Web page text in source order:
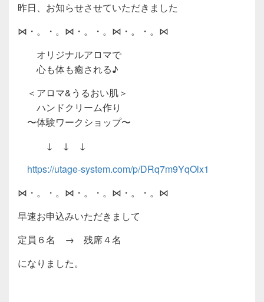
昨日、お知らせさせていただきました
⋈・。・。⋈・。・。⋈・。・。⋈
オリジナルアロマで
心も体も癒される♪
＜アロマ&うるおい肌＞
ハンドクリーム作り
〜体験ワークショップ〜
↓ ↓ ↓
https://utage-system.com/p/DRq7m9YqOlx1
⋈・。・。⋈・。・。⋈・。・。⋈
早速お申込みいただきまして
定員６名 → 残席４名
になりました。